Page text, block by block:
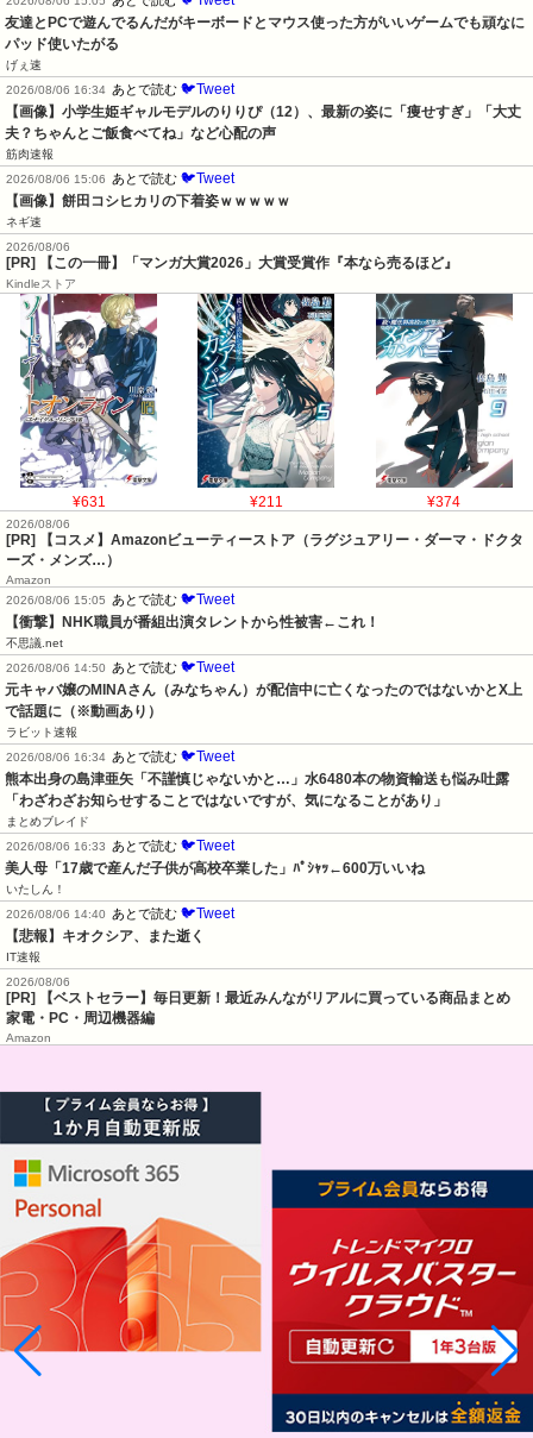
友達とPCで遊んでるんだがキーボードとマウス使った方がいいゲームでも頑なに
パッド使いたがる
げぇ速
2026/08/06 16:34 あとで読む 🐦Tweet
【画像】小学生姫ギャルモデルのりりぴ（12）、最新の姿に「痩せすぎ」「大丈
夫？ちゃんとご飯食べてね」など心配の声
筋肉速報
2026/08/06 15:06
あとで読む 🐦Tweet
【画像】餅田コシヒカリの下着姿ｗｗｗｗｗ
ネギ速
2026/08/06
[PR] 【この一冊】「マンガ大賞2026」大賞受賞作『本なら売るほど』
Kindleストア
¥631 ¥211 ¥374
2026/08/06
[PR] 【コスメ】Amazonビューティーストア（ラグジュアリー・ダーマ・ドクタ
ーズ・メンズ…）
Amazon
2026/08/06 15:05
あとで読む 🐦Tweet
【衝撃】NHK職員が番組出演タレントから性被害←これ！
不思議.net
2026/08/06 14:50
あとで読む 🐦Tweet
元キャバ嬢のMINAさん（みなちゃん）が配信中に亡くなったのではないかとX上
で話題に（※動画あり）
ラビット速報
2026/08/06 16:34 あとで読む 🐦Tweet
熊本出身の島津亜矢「不謹慎じゃないかと…」水6480本の物資輸送も悩み吐露
「わざわざお知らせすることではないですが、気になることがあり」
まとめブレイド
2026/08/06 16:33
あとで読む 🐦Tweet
美人母「17歳で産んだ子供が高校卒業した」ﾊﾟｼｬｯ←600万いいね
いたしん！
2026/08/06 14:40
あとで読む 🐦Tweet
【悲報】キオクシア、また逝く
IT速報
2026/08/06
[PR] 【ベストセラー】毎日更新！最近みんながリアルに買っている商品まとめ
家電・PC・周辺機器編
Amazon